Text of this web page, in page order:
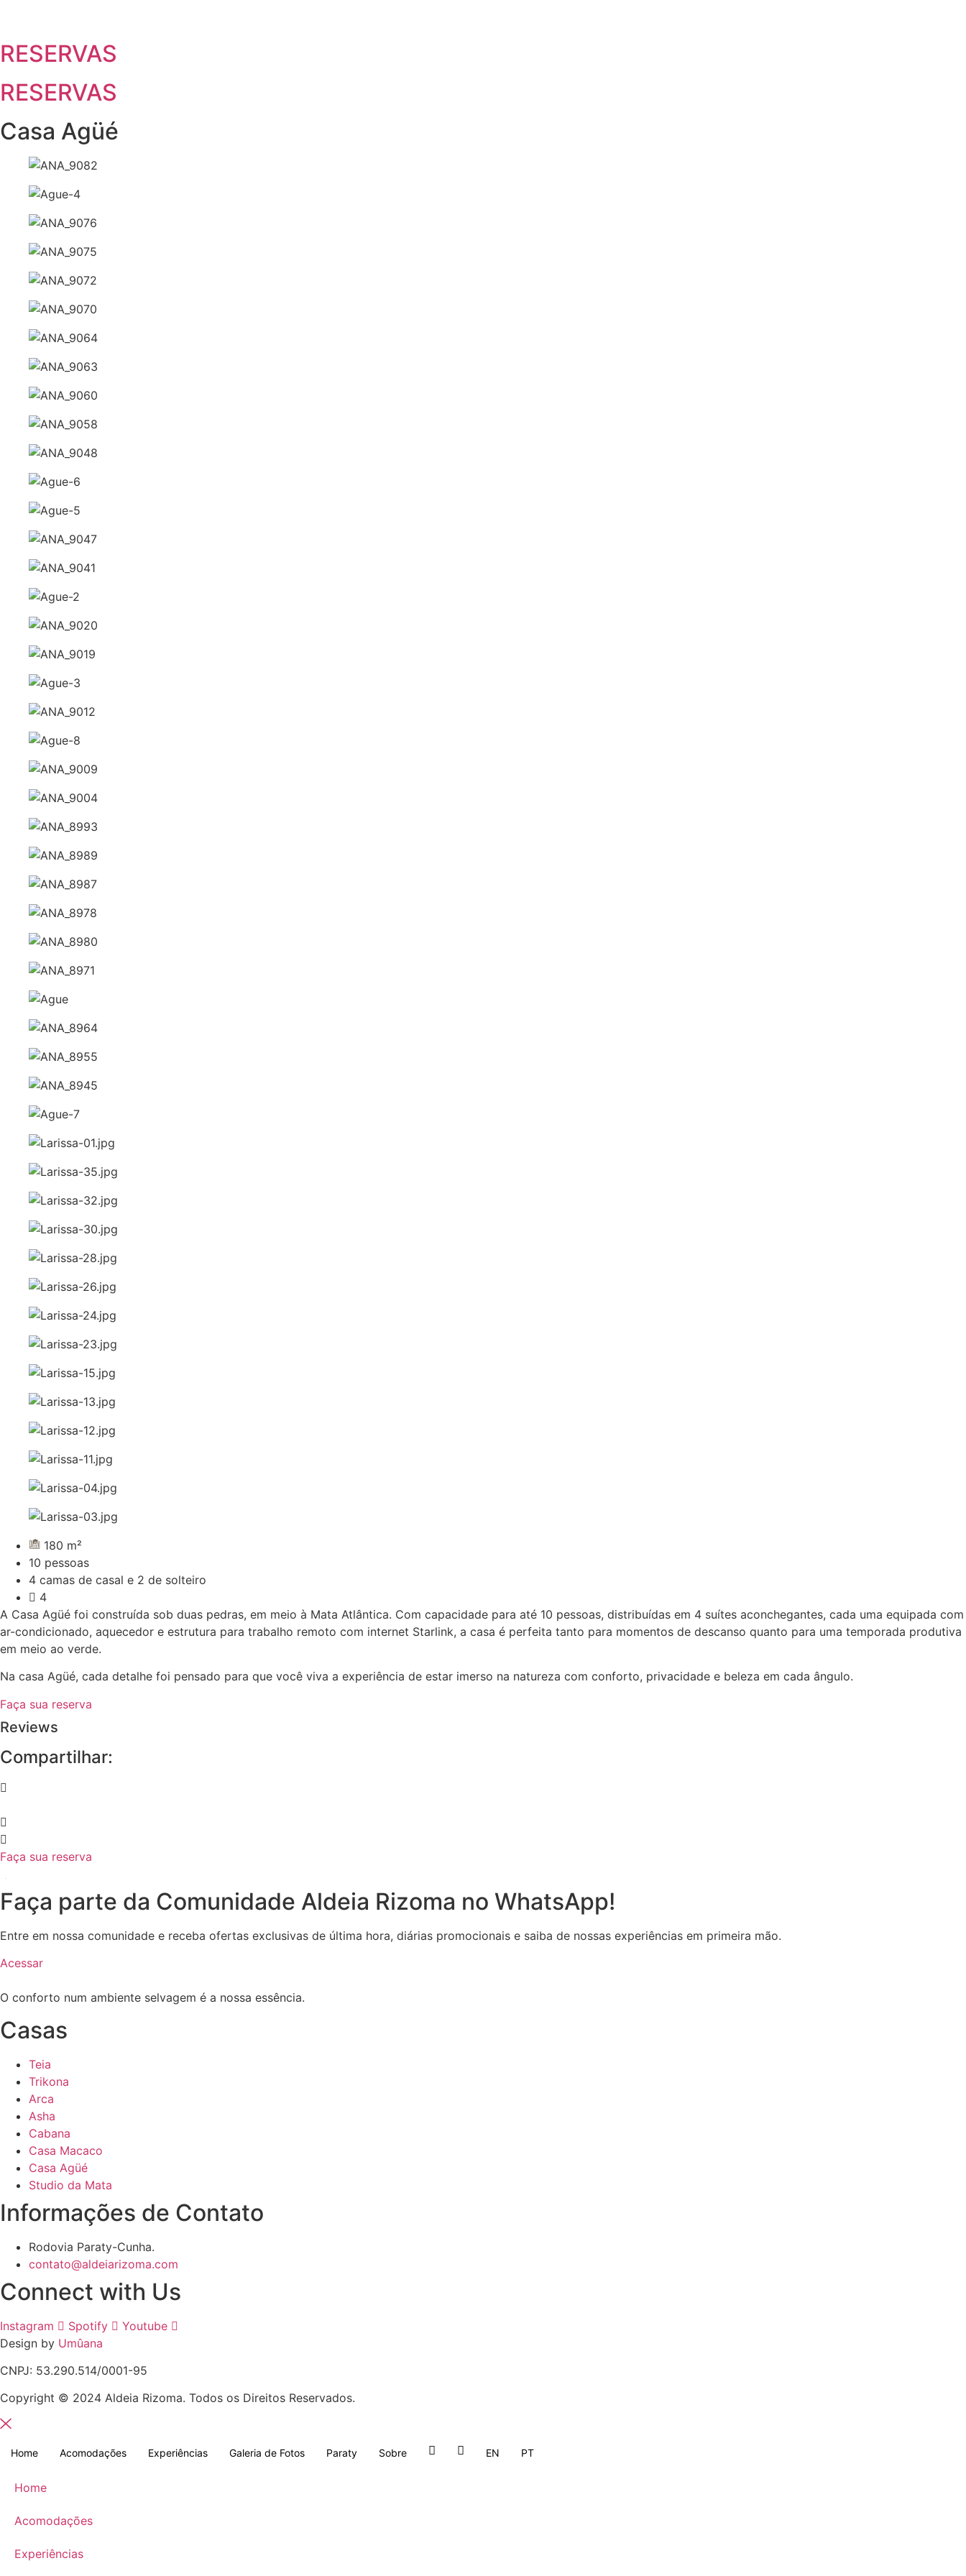
o
conteúdo
RESERVAS
RESERVAS
Casa Agüé
180 m²
10 pessoas
4 camas de casal e 2 de solteiro
4
A Casa Agüé foi construída sob duas pedras, em meio à Mata Atlântica. Com capacidade para até 10 pessoas, distribuídas em 4 suítes aconchegantes, cada uma equipada com
ar-condicionado, aquecedor e estrutura para trabalho remoto com internet Starlink, a casa é perfeita tanto para momentos de descanso quanto para uma temporada produtiva
em meio ao verde.
Na casa Agüé, cada detalhe foi pensado para que você viva a experiência de estar imerso na natureza com conforto, privacidade e beleza em cada ângulo.
Faça sua reserva
Reviews
Compartilhar:
Faça sua reserva
Faça parte da Comunidade Aldeia Rizoma no WhatsApp!
Entre em nossa comunidade e receba ofertas exclusivas de última hora, diárias promocionais e saiba de nossas experiências em primeira mão.
Acessar
O conforto num ambiente selvagem é a nossa essência.
Casas
Teia
Trikona
Arca
Asha
Cabana
Casa Macaco
Casa Agüé
Studio da Mata
Informações de Contato
Rodovia Paraty-Cunha.
contato@aldeiarizoma.com
Connect with Us
Instagram Spotify
Youtube
Design by Umûana
CNPJ: 53.290.514/0001-95
Copyright © 2024 Aldeia Rizoma. Todos os Direitos Reservados.
Home Acomodações Experiências Galeria de Fotos Paraty Sobre EN PT
Home
Acomodações
Experiências